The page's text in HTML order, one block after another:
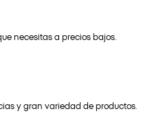
necesitas a precios bajos.
y gran variedad de productos.